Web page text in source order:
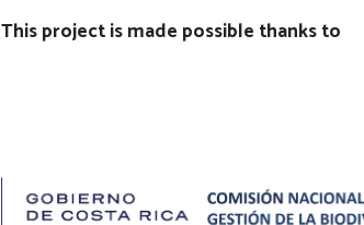
This project is made possible thanks to